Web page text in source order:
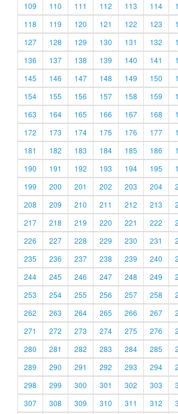
109
110 111 112 113 114
118
119 120 121 122 123
127
128 129 130 131 132
136
137 138 139 140 141
145
146 147 148 149 150
154
155 156 157 158 159
163
164 165 166 167 168
172
173 174 175 176 177
181
182 183 184 185 186
190
191 192 193 194 195
199
200 201 202 203 204
208
209 210 211 212 213
217
218 219 220 221 222
226
227 228 229 230 231
235
236 237 238 239 240
244
245 246 247 248 249
253
254 255 256 257 258
262
263 264 265 266 267
271
272 273 274 275 276
280
281 282 283 284 285
289
290 291 292 293 294
298
299 300 301 302 303
307
308 309 310 311 312